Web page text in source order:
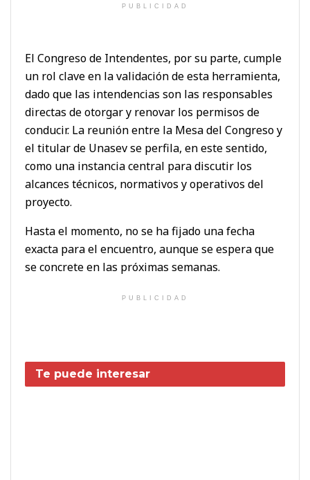
PUBLICIDAD
El Congreso de Intendentes, por su parte, cumple
un rol clave en la validación de esta herramienta,
dado que las intendencias son las responsables
directas de otorgar y renovar los permisos de
conducir. La reunión entre la Mesa del Congreso y
el titular de Unasev se perfila, en este sentido,
como una instancia central para discutir los
alcances técnicos, normativos y operativos del
proyecto.
Hasta el momento, no se ha fijado una fecha
exacta para el encuentro, aunque se espera que
se concrete en las próximas semanas.
PUBLICIDAD
Te puede interesar